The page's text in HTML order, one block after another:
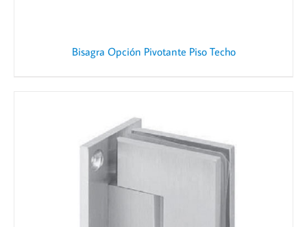
Bisagra Opción Pivotante Piso Techo